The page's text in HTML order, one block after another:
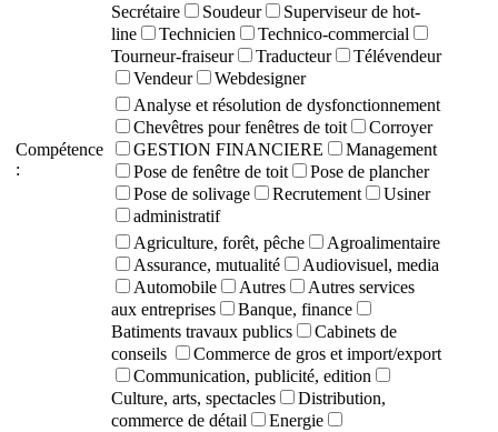
Secrétaire
Soudeur
Superviseur de hot-
line
Technicien
Technico-commercial
Tourneur-fraiseur
Traducteur
Télévendeur
Vendeur
Webdesigner
Compétence
:
Analyse et résolution de dysfonctionnement
Chevêtres pour fenêtres de toit
Corroyer
GESTION FINANCIERE
Management
Pose de fenêtre de toit
Pose de plancher
Pose de solivage
Recrutement
Usiner
administratif
Agriculture, forêt, pêche
Agroalimentaire
Assurance, mutualité
Audiovisuel, media
Automobile
Autres
Autres services
aux entreprises
Banque, finance
Batiments travaux publics
Cabinets de
conseils
Commerce de gros et import/export
Communication, publicité, edition
Culture, arts, spectacles
Distribution,
commerce de détail
Energie